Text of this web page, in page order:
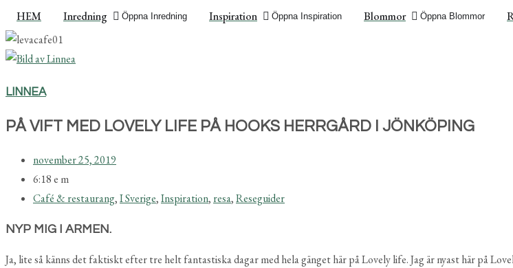
HEM Inredning Öppna Inredning Inspiration Öppna Inspiration Blommor Öppna Blommor
LINNEA
PÅ VIFT MED LOVELY LIFE PÅ HOOKS HERRGÅRD I JÖNKÖPING
november 25, 2019
6:18 e m
Café & restaurang,I Sverige,Inspiration, resa,Reseguider
NYP MIG I ARMEN.
Ja, lite så känns det faktiskt efter tre helt fantastiska dagar med hela gänget här på Lovely life. Jag är nyast här på